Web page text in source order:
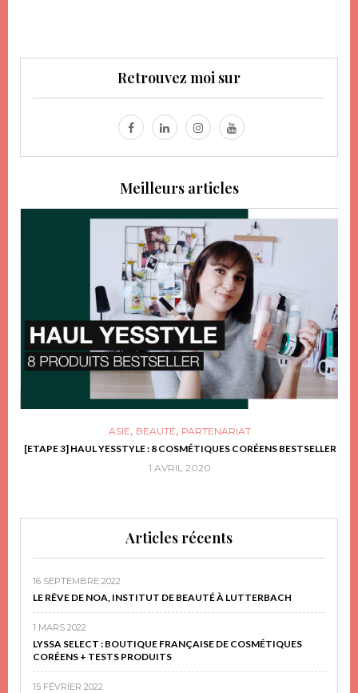
Retrouvez moi sur
Meilleurs articles
ASIE, BEAUTÉ, PARTENARIAT
[ETAPE 3] HAUL YESSTYLE : 8 COSMÉTIQUES CORÉENS BESTSELLER
1 AVRIL 2020
Articles récents
16 SEPTEMBRE 2022
LE RÊVE DE NOA, INSTITUT DE BEAUTÉ À LUTTERBACH
1 MARS 2022
LYSSA SELECT : BOUTIQUE FRANÇAISE DE COSMÉTIQUES
CORÉENS + TESTS PRODUITS
15 FÉVRIER 2022